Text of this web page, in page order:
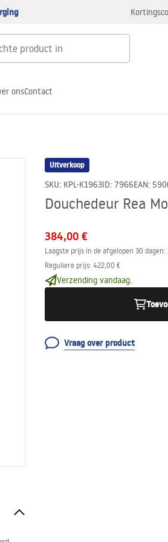
onsContact
Uitverkoop
SKU: KPL-K1963ID: 7966EAN:
Douchedeur Rea
384,00 €
Laagste prijs in de afgelopen 30 dagen:
Reguliere prijs: 422,00 €
Verzending vandaag.
Vraag over product